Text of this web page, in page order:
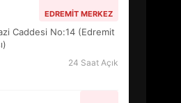
EDREMIT MERKEZ
Caddesi No:14 (Edremit
24 Saat Açık
SATRANÇ
KAYITLARI NEYİ